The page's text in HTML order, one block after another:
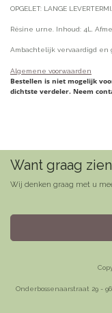
OPGELET: LANGE
Résine urne. Inhoud: 4L.
Ambachtelijk vervaardigd
Algemene voorwaarden
Bestellen is niet mogelijk
dichtste verdeler. Neem
Want graag
Wij denken graag met u
Onderbossenaarstraat 29 -